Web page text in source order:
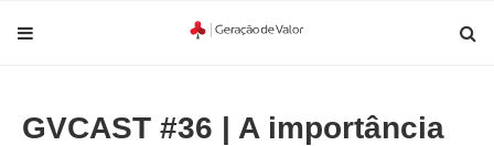
GVCAST #36 | A importância